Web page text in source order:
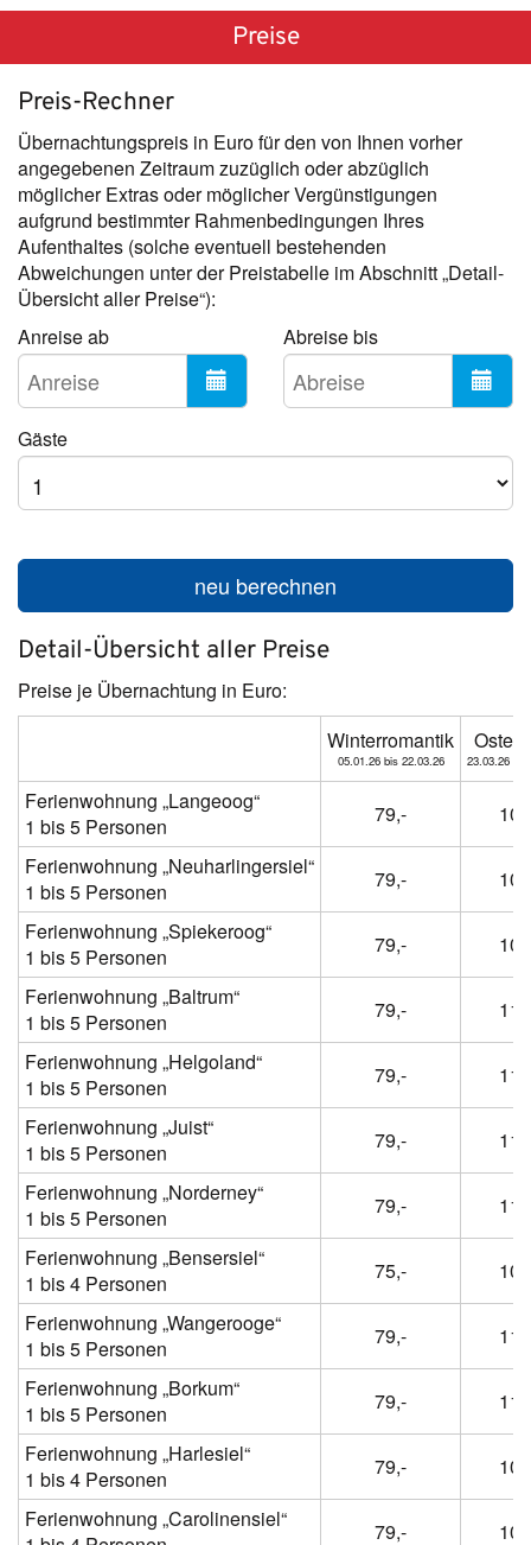
Preise
Preis-Rechner
Übernachtungspreis in Euro für den von Ihnen vorher
angegebenen Zeitraum zuzüglich oder abzüglich
möglicher Extras oder möglicher Vergünstigungen
aufgrund bestimmter Rahmenbedingungen Ihres
Aufenthaltes (solche eventuell bestehenden
Abweichungen unter der Preistabelle im Abschnitt „Detail-
Übersicht aller Preise“):
Anreise ab
Abreise bis
Gäste
neu berechnen
Detail-Übersicht aller Preise
Preise je Übernachtung in Euro:
Ferienwohnung „Langeoog“
1 bis 5 Personen
Ferienwohnung „Neuharlingersiel“
1 bis 5 Personen
Ferienwohnung „Spiekeroog“
1 bis 5 Personen
Ferienwohnung „Baltrum“
1 bis 5 Personen
Ferienwohnung „Helgoland“
1 bis 5 Personen
Ferienwohnung „Juist“
1 bis 5 Personen
Ferienwohnung „Norderney“
1 bis 5 Personen
Ferienwohnung „Bensersiel“
1 bis 4 Personen
Ferienwohnung „Wangerooge“
1 bis 5 Personen
Ferienwohnung „Borkum“
1 bis 5 Personen
Ferienwohnung „Harlesiel“
1 bis 4 Personen
Ferienwohnung „Carolinensiel“
Winterromantik
05.01.26 bis 22.03.26 23.03.26 bis
79,-
79,-
79,-
79,-
79,-
79,-
79,-
75,-
79,-
79,-
79,-
79,-